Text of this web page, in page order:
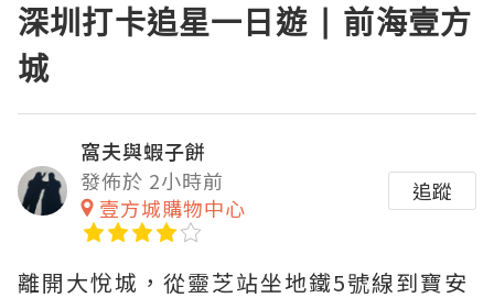
深圳打卡追星一日遊 | 前海壹方
城
窩夫與蝦子餅
發佈於 2小時前
壹方城購物中心
追蹤
離開大悅城，從靈芝站坐地鐵5號線到寶安